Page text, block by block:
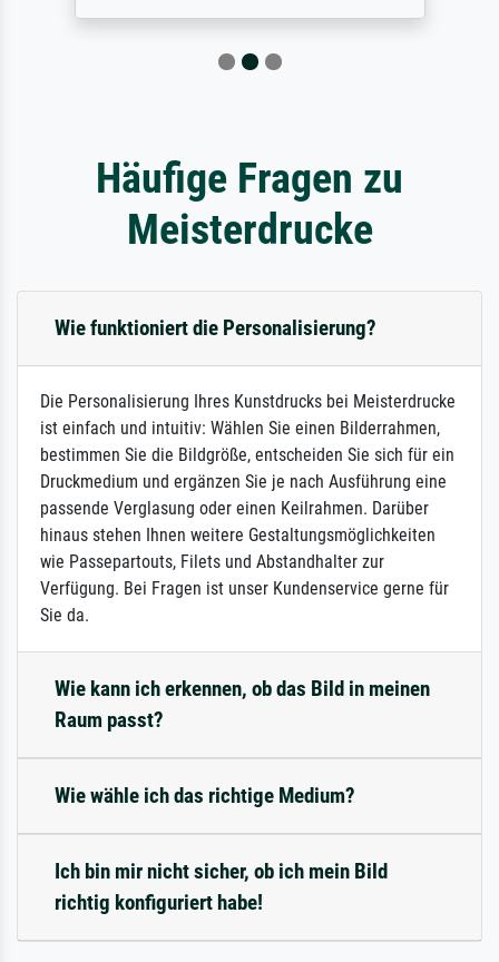
Häufige Fragen zu
Meisterdrucke
Wie funktioniert die Personalisierung?
Die Personalisierung Ihres Kunstdrucks bei Meisterdrucke
ist einfach und intuitiv: Wählen Sie einen Bilderrahmen,
bestimmen Sie die Bildgröße, entscheiden Sie sich für ein
Druckmedium und ergänzen Sie je nach Ausführung eine
passende Verglasung oder einen Keilrahmen. Darüber
hinaus stehen Ihnen weitere Gestaltungsmöglichkeiten
wie Passepartouts, Filets und Abstandhalter zur
Verfügung. Bei Fragen ist unser Kundenservice gerne für
Sie da.
Wie kann ich erkennen, ob das Bild in meinen
Raum passt?
Wie wähle ich das richtige Medium?
Ich bin mir nicht sicher, ob ich mein Bild
richtig konfiguriert habe!